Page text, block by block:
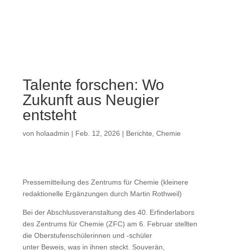
Talente forschen: Wo
Zukunft aus Neugier
entsteht
von holaadmin | Feb. 12, 2026 | Berichte Chemie
Pressemitteilung des Zentrums für Chemie (kleinere
redaktionelle Ergänzungen durch Martin Rothweil)
Bei der Abschlussveranstaltung des 40. Erfinderlabors
des Zentrums für Chemie (ZFC) am 6. Februar stellten
die Oberstufenschülerinnen und -schüler
unter Beweis, was in ihnen steckt. Souverän,